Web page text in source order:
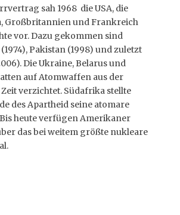
sah 1968 die USA, die
Großbritannien und Frankreich
vor. Dazu gekommen sind
Pakistan (1998) und zuletzt
Die Ukraine, Belarus und
auf Atomwaffen aus der
verzichtet. Südafrika stellte
des Apartheid seine atomare
heute verfügen Amerikaner
das bei weitem größte nukleare